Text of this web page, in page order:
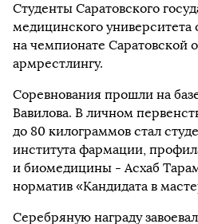
Студенты Саратовского
медицинского университета
на чемпионате Саратовской
армрестлингу.
Соревнования прошли на
Вавилова. В личном
до 80 килограммов стал
института фармации,
и биомедицины - Асхаб
норматив «Кандидата в
Серебряную награду